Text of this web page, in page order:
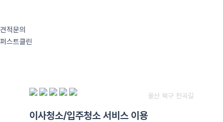
츠
로
견적문의
퍼스트클린
울산 북구 천곡길
이사청소/입주청소 서비스 이용